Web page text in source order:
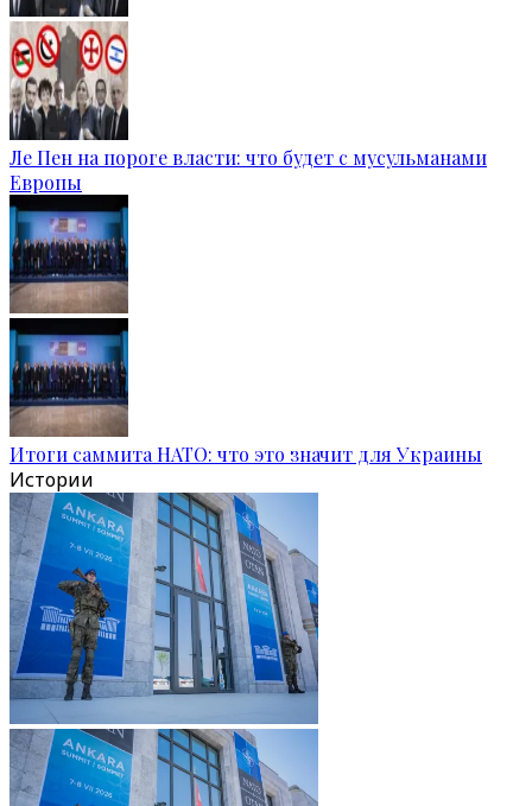
Ле Пен на пороге власти: что будет с мусульманами
Европы
Итоги саммита НАТО: что это значит для Украины
Истории